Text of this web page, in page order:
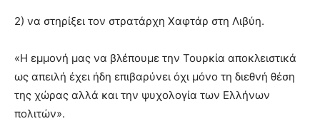
2) να στηρίξει τον στρατάρχη Χαφτάρ στη Λιβύη.
«Η εμμονή μας να βλέπουμε την Τουρκία αποκλειστικά
ως απειλή έχει ήδη επιβαρύνει όχι μόνο τη διεθνή θέση
της χώρας αλλά και την ψυχολογία των Ελλήνων
πολιτών».